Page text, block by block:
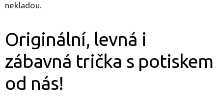
nekladou.
Originální, levná i
zábavná trička s potiskem
od nás!